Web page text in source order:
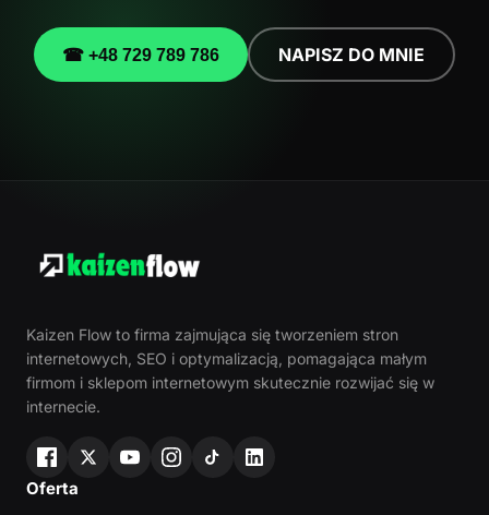
☎ +48 729 789 786 NAPISZ DO MNIE
Kaizen Flow to firma zajmująca się tworzeniem stron
internetowych, SEO i optymalizacją, pomagająca małym
firmom i sklepom internetowym skutecznie rozwijać się w
internecie.
Oferta